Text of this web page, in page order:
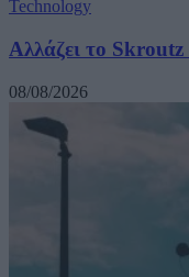
Technology
Αλλάζει το
08/08/2026